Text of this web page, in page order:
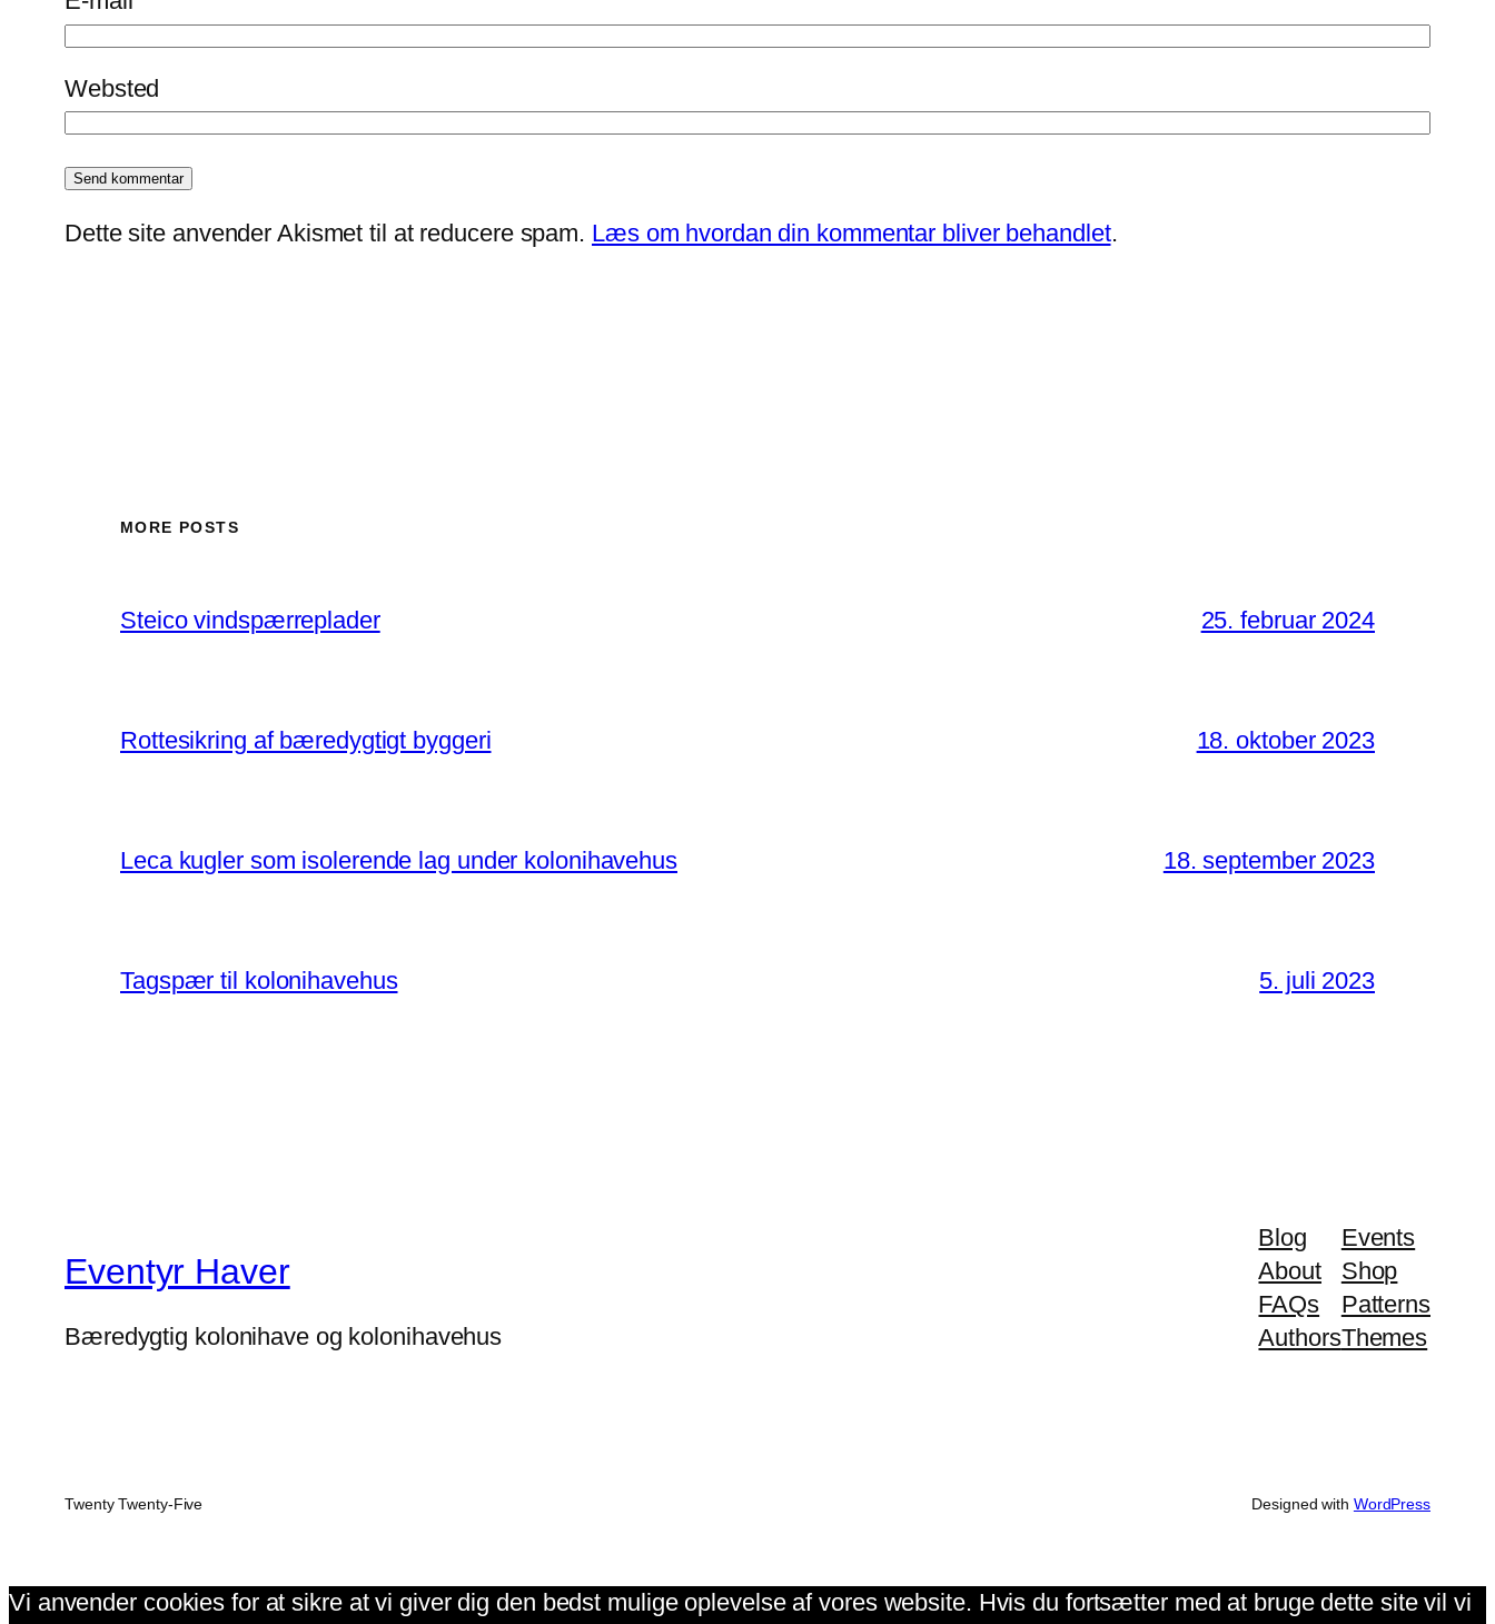
Websted
Dette site anvender Akismet til at reducere spam. Læs om hvordan din kommentar bliver behandlet.
MORE POSTS
Steico vindspærreplader 25. februar 2024
Rottesikring af bæredygtigt byggeri 18. oktober 2023
Leca kugler som isolerende lag under kolonihavehus 18. september 2023
Tagspær til kolonihavehus 5. juli 2023
Eventyr Haver
Bæredygtig kolonihave og kolonihavehus
Blog
About
FAQs
Authors
Events
Shop
Patterns
Themes
Twenty Twenty-Five Designed with WordPress
Vi anvender cookies for at sikre at vi giver dig den bedst mulige oplevelse af vores website. Hvis du fortsætter med at bruge dette site vil vi